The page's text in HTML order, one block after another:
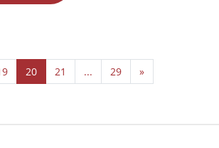
20 21 ... 29 »